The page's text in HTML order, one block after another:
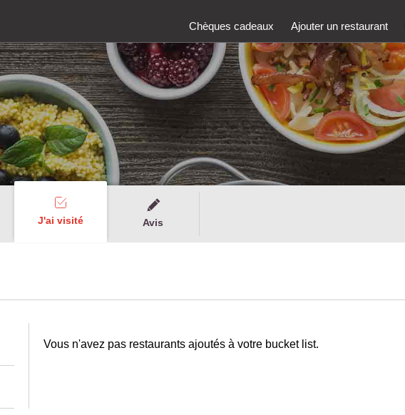
Chèques cadeaux Ajouter un restaurant
J'ai visité Avis
Vous n'avez pas restaurants ajoutés à votre bucket list.